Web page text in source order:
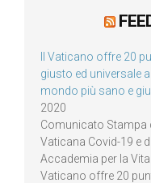
Il Vaticano offre 20
giusto ed universale
mondo più sano e
2020
Comunicato Stampa
Vaticana Covid-19 e
Accademia per la Vita
Vaticano offre 20